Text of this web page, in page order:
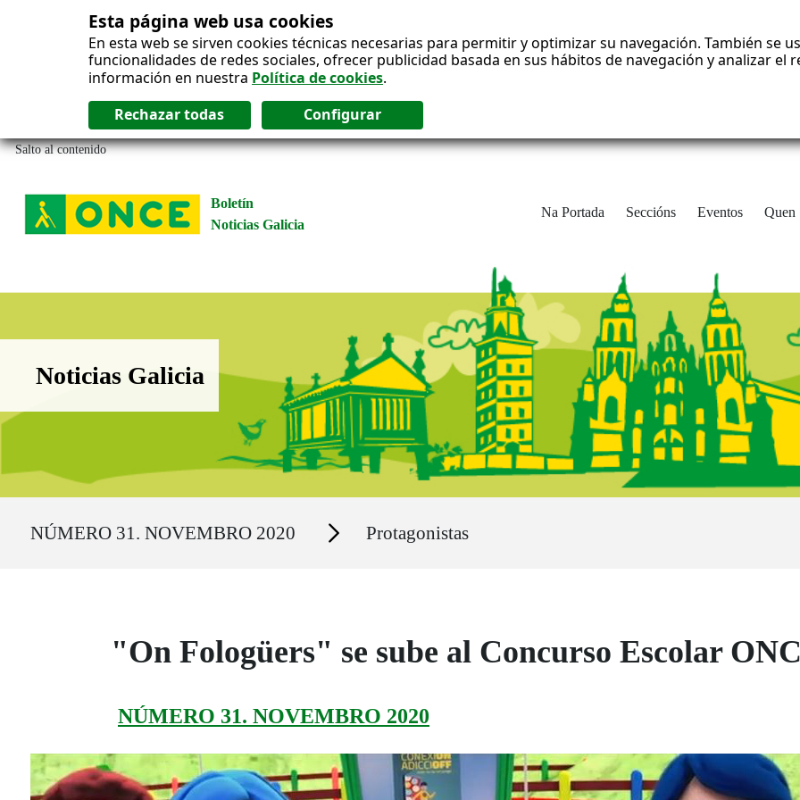
Esta página web usa cookies
En esta web se sirven cookies técnicas necesarias para permitir y optimizar su navegación. También se
funcionalidades de redes sociales, ofrecer publicidad basada en sus hábitos de navegación y analizar
información en nuestra Política de cookies.
Salto al contenido
Boletín
Noticias Galicia
Na Portada Seccións Eventos Quen
Boletín Noticias Galicia
Noticias Galicia
NÚMERO 31. NOVEMBRO 2020 Secciones Protagonistas
"On Fologüers" se sube al Concurso Escolar
NÚMERO 31. NOVEMBRO 2020